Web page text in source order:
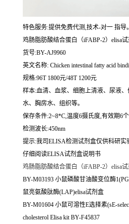
特色服务:提供免费代测,技术-对一 指导。
鸡肠脂肪酸结合蛋白（iFABP-2）elisa
货号:BY-AJ9960
英文名称: Chicken intestinal fatty acid
规格:96T 1800元/48T 1200元
样本:血清、血浆、细胞上清液、尿液
水、胸房水、组织等。
保存条件:2~8*C,温度6摄氏度,有效期6个
检测波长:450nm
提示:我司ELISA检测试剂盒仅供科研
仔细阅读ELISA试剂盒说明书
鸡肠脂肪酸结合蛋白（iFABP-2）elisa
BY-M03193 小鼠磷酸甘油酸变位酶
鼠亮氨酸肽酶(LAP)elisa试剂盒
BY-M01604 小鼠可溶性E选择素(sE-
cholesterol Elisa kit BY-F45837